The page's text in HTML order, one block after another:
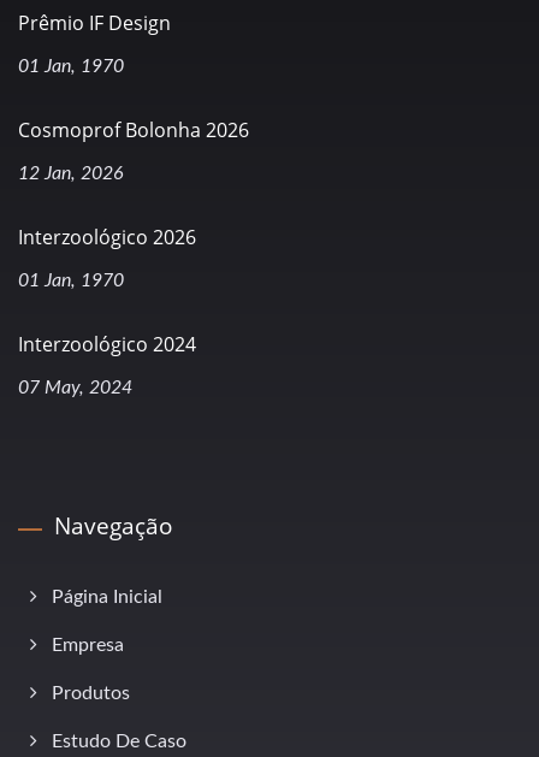
Prêmio IF Design
01 Jan, 1970
Cosmoprof Bolonha 2026
12 Jan, 2026
Interzoológico 2026
01 Jan, 1970
Interzoológico 2024
07 May, 2024
Navegação
Página Inicial
Empresa
Produtos
Estudo De Caso